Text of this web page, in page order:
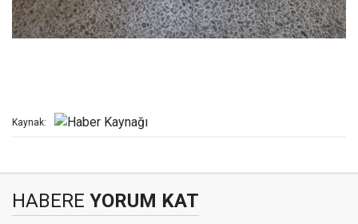
Kaynak:
HABERE YORUM KAT